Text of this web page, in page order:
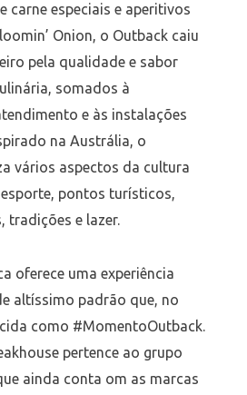
carne especiais e aperitivos
Onion, o Outback caiu
pela qualidade e sabor
somados à
e às instalações
na Austrália, o
vários aspectos da cultura
pontos turísticos,
tradições e lazer.
oferece uma experiência
altíssimo padrão que, no
como #MomentoOutback.
pertence ao grupo
ainda conta om as marcas